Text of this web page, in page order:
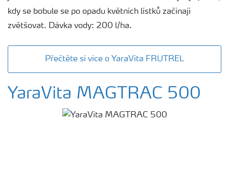
kdy se bobule se po opadu květních lístků začínají
zvětšovat. Dávka vody: 200 l/ha.
Přečtěte si více o YaraVita FRUTREL
YaraVita MAGTRAC 500